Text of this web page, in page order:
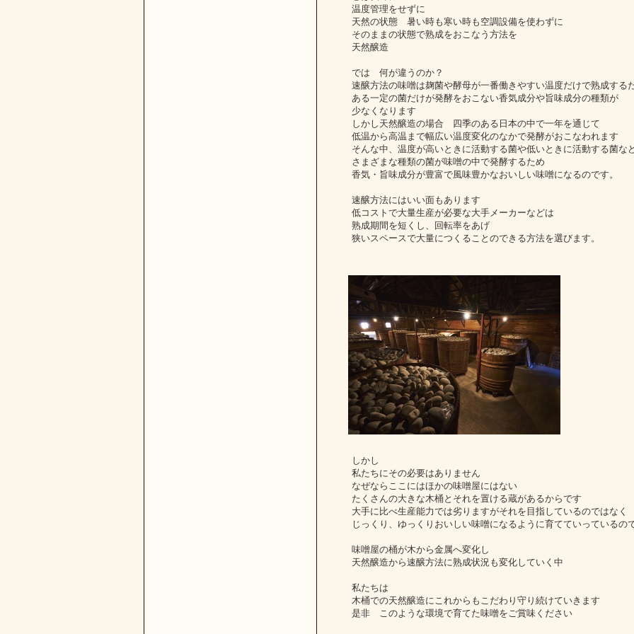
温度管理をせずに
天然の状態 暑い時も寒い時も空調設備を使わずに
そのままの状態で熟成をおこなう方法を
天然醸造
では 何が違うのか？
速醸方法の味噌は麹菌や酵母が一番働きやすい温度だけで熟成する
ある一定の菌だけが発酵をおこない香気成分や旨味成分の種類が
少なくなります
しかし天然醸造の場合 四季のある日本の中で一年を通じて
低温から高温まで幅広い温度変化のなかで発酵がおこなわれます
そんな中、温度が高いときに活動する菌や低いときに活動する菌な
さまざまな種類の菌が味噌の中で発酵するため
香気・旨味成分が豊富で風味豊かなおいしい味噌になるのです。
速醸方法にはいい面もあります
低コストで大量生産が必要な大手メーカーなどは
熟成期間を短くし、回転率をあげ
狭いスペースで大量につくることのできる方法を選びます。
しかし
私たちにその必要はありません
なぜならここにはほかの味噌屋にはない
たくさんの大きな木桶とそれを置ける蔵があるからです
大手に比べ生産能力では劣りますがそれを目指しているのではなく
じっくり、ゆっくりおいしい味噌になるように育てていっているの
味噌屋の桶が木から金属へ変化し
天然醸造から速醸方法に熟成状況も変化していく中
私たちは
木桶での天然醸造にこれからもこだわり守り続けていきます
是非 このような環境で育てた味噌をご賞味ください